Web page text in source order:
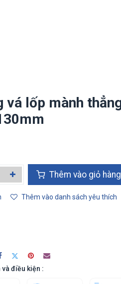
vá lốp mành
Thêm vào giỏ hàng
Thêm vào danh sách yêu thích
điều kiện :